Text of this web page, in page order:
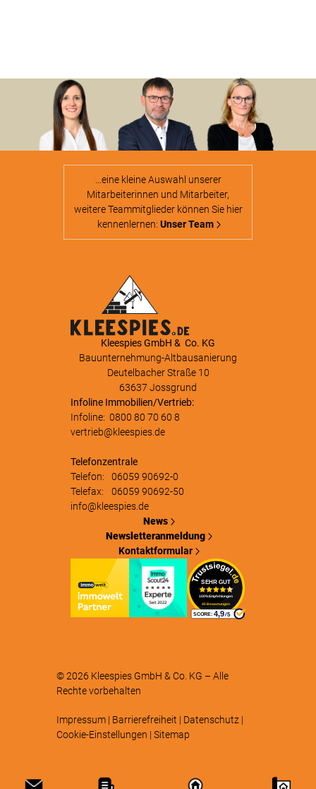
…eine kleine Auswahl unserer
Mitarbeiterinnen und Mitarbeiter,
weitere Teammitglieder können Sie hier
kennenlernen: Unser Team
Kleespies GmbH & Co. KG
Bauunternehmung-Altbausanierung
Deutelbacher Straße 10
63637 Jossgrund
Infoline Immobilien/Vertrieb:
Infoline: 0800 80 70 60 8
vertrieb@kleespies.de
Telefonzentrale
Telefon:
06059 90692-0
Telefax:
06059 90692-50
info@kleespies.de
News
Newsletteranmeldung
Kontaktformular
© 2026 Kleespies GmbH & Co. KG – Alle
Rechte vorbehalten
Impressum | Barrierefreiheit | Datenschutz |
Cookie-Einstellungen | Sitemap